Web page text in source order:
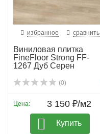
избранное сравнить
Виниловая плитка
FineFloor Strong FF-
1267 Дуб Серен
(0)
Цена: 3 150 ₽/м2
Купить